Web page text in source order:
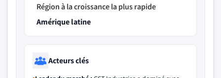
Région à la croissance la plus rapide
Amérique latine
Acteurs clés